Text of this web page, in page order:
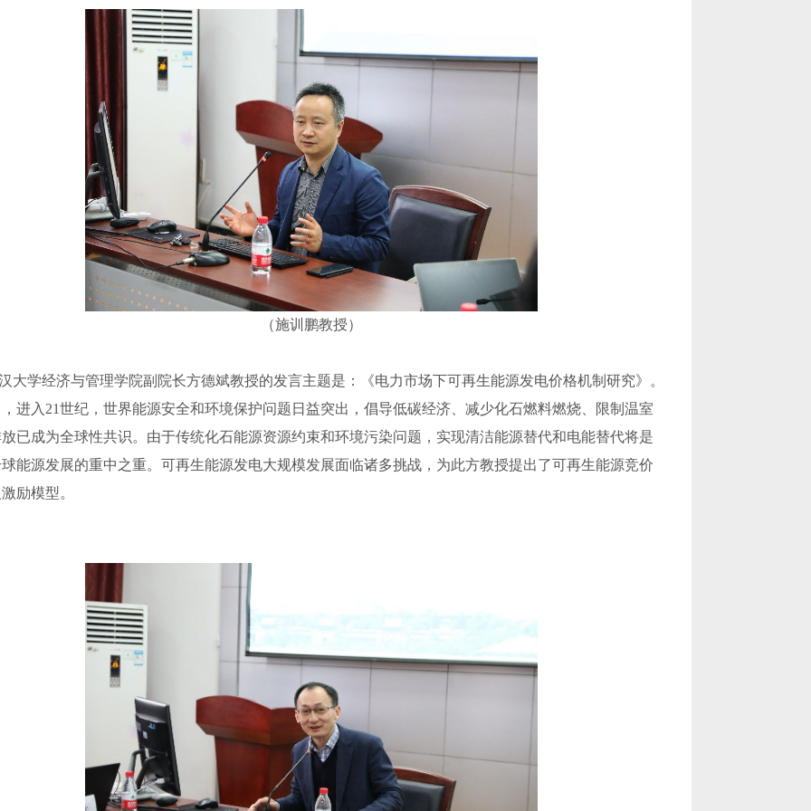
（施训鹏教授）
经济与管理学院副院长方德斌教授的发言主题是：《电力市场下可再生能源发电价格机制研究》。
进入21世纪，世界能源安全和环境保护问题日益突出，倡导低碳经济、减少化石燃料燃烧、限制温室
已成为全球性共识。由于传统化石能源资源约束和环境污染问题，实现清洁能源替代和电能替代将是
能源发展的重中之重。可再生能源发电大规模发展面临诸多挑战，为此方教授提出了可再生能源竞价
励模型。